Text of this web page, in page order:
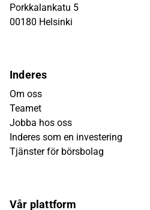
Porkkalankatu 5
00180 Helsinki
Inderes
Om oss
Teamet
Jobba hos oss
Inderes som en investering
Tjänster för börsbolag
Vår plattform